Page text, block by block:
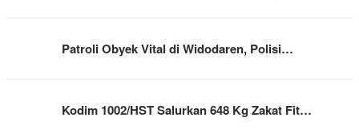
Patroli Obyek Vital di Widodaren, Polisi…
Kodim 1002/HST Salurkan 648 Kg Zakat Fit…